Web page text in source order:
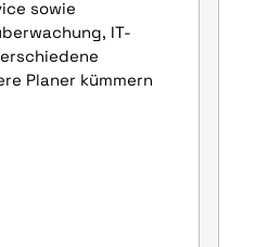
sowie
IT-
Planer kümmern